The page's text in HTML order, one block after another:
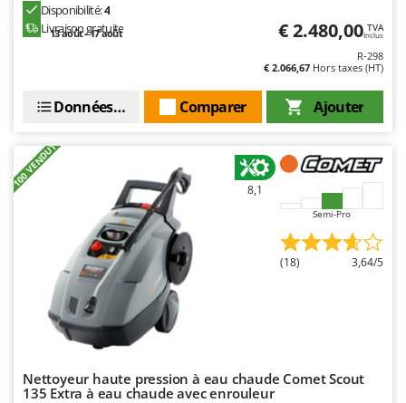
Disponibilité:4
Livraison gratuite
13 août - 17 août € 2.480,00 TVA
Inclus
R-298
€ 2.066,67 Hors taxes (HT)
Ajouter
Comparer
Données techniques
+100 VENDUTI 8,1
Semi-Pro
(18) 3,64/5
Nettoyeur haute pression à eau chaude Comet Scout
135 Extra à eau chaude avec enrouleur